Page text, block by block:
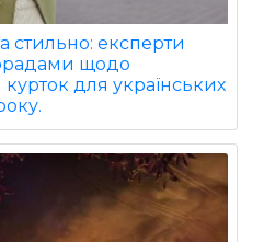
стильно: експерти
щодо
для українських